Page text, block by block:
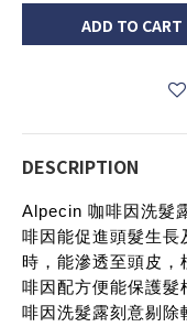
ADD TO CART
DESCRIPTION
Alpecin 咖啡因洗髮
啡因能促進頭髮生長
時，能滲透至頭皮，
啡因配方便能保護
啡因洗髮露刻意剔